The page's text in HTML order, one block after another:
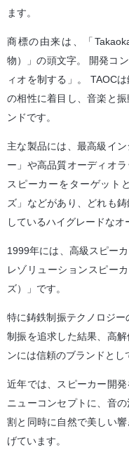
ます。
商標の由来は、「
物）」の頭文字。
開発コ
ィオを制する」。
TAOC
の相性に着目し、音楽と
ンドです。
主な製品には、最高級イ
ー」や高品質オーディオ
スピーカーをターゲット
ズ」などがあり、どれも
しているハイグレードなオ
1999年には、高級スピー
レゾリューションスピー
ズ）」です。
特に鋳鉄制振テクノロジ
制振を追求した結果、高
ンには信頼のブランドとし
近年では、スピーカー開
ニューコンセプトに、音
割と同時に自然で美しい
げています。